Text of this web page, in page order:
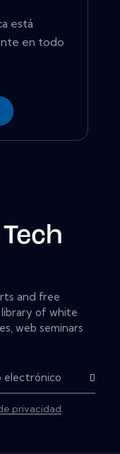
está
en todo
and free
of white
web seminars
Subscribe
privacidad.